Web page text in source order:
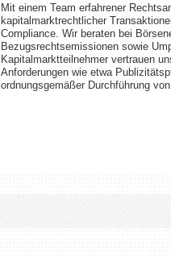
Mit einem Team erfahrener
kapitalmarktrechtlicher
Compliance. Wir beraten bei
Bezugsrechtsemissionen sowie
Kapitalmarktteilnehmer vertrauen
Anforderungen wie etwa
ordnungsgemäßer Durchführung